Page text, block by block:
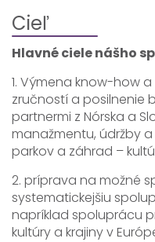
Cieľ
Hlavné ciele nášho
1. Výmena know-how
zručností a posilnenie
partnermi z Nórska a
manažmentu, údržby
parkov a záhrad –
2. príprava na možné
systematickejšiu
napríklad spoluprácu
kultúry a krajiny v